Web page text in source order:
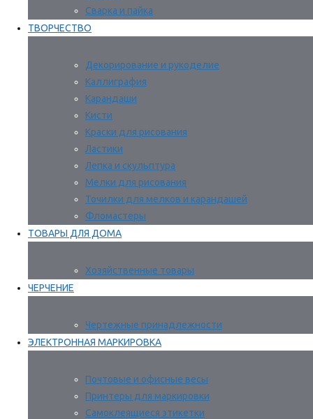
Сварка и пайка
ТВОРЧЕСТВО
Декорирование и рукоделие
Каллиграфия
Карандаши
Кисти
Краски для рисования
Ластики
Лепка и скульптура
Мелки для рисования
Точилки для мелков и карандашей
Фломастеры
ТОВАРЫ ДЛЯ ДОМА
Хозяйственные товары
ЧЕРЧЕНИЕ
Чертежные принадлежности
ЭЛЕКТРОННАЯ МАРКИРОВКА
Почтовые и офисные весы
Принтеры для маркировки
Самоклеящиеся этикетки